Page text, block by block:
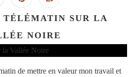
TÉLÉMATIN SUR LA
NOIRE
de mettre en valeur mon travail et